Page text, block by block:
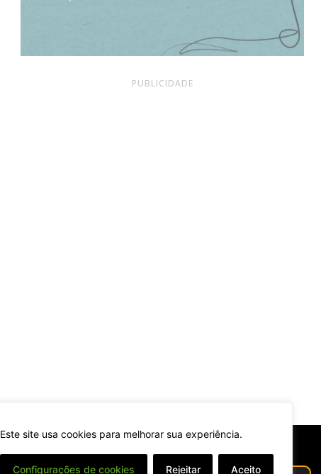
Este site usa cookies para melhorar sua experiência.
Configurações de cookies Rejeitar Aceito
PUBLICIDADE